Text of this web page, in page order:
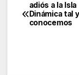
de
adiós a la Isla
Dinámica tal
conocemos